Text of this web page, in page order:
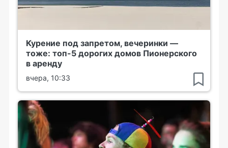
Курение под запретом, вечеринки —
тоже: топ-5 дорогих домов Пионерского
в аренду
вчера, 10:33